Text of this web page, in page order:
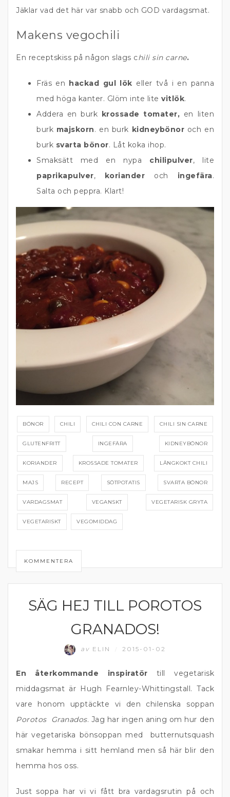
Jäklar vad det här var snabb och GOD vardagsmat.
Makens vegochili
En receptskiss på någon slags chili sin carne.
Fräs en hackad gul lök eller två i en panna
med höga kanter. Glöm inte lite vitlök.
Addera en burk krossade tomater, en liten
burk majskorn. en burk kidneybönor och en
burk svarta bönor. Låt koka ihop.
Smaksätt med en nypa chilipulver, lite
paprikapulver, koriander och ingefära.
Salta och peppra. Klart!
BÖNOR CHILI CHILI CON CARNE CHILI SIN CARNE
GLUTENFRITT INGEFÄRA KIDNEYBÖNOR
KORIANDER KROSSADE TOMATER LÅNGKOKT CHILI
MAJS RECEPT SÖTPOTATIS SVARTA BÖNOR
VARDAGSMAT VEGANSKT VEGETARISK GRYTA
VEGETARISKT VEGOMIDDAG
KOMMENTERA
SOPPA
SÄG HEJ TILL POROTOS
GRANADOS!
av ELIN 2015-01-02
En återkommande inspiratör till vegetarisk
middagsmat är Hugh Fearnley-Whittingstall. Tack
vare honom upptäckte vi den chilenska soppan
Porotos Granados. Jag har ingen aning om hur den
här vegetariska bönsoppan med butternutsquash
smakar hemma i sitt hemland men så här blir den
hemma hos oss.
Just soppa har vi vi fått bra vardagsrutin på och